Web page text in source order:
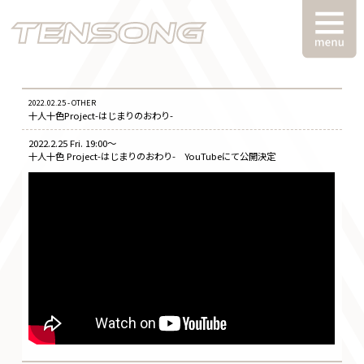
2022.02.25 - OTHER
十人十色Project-はじまりのおわり-
2022.2.25 Fri. 19:00〜
十人十色 Project-はじまりのおわり- YouTubeにて公開決定